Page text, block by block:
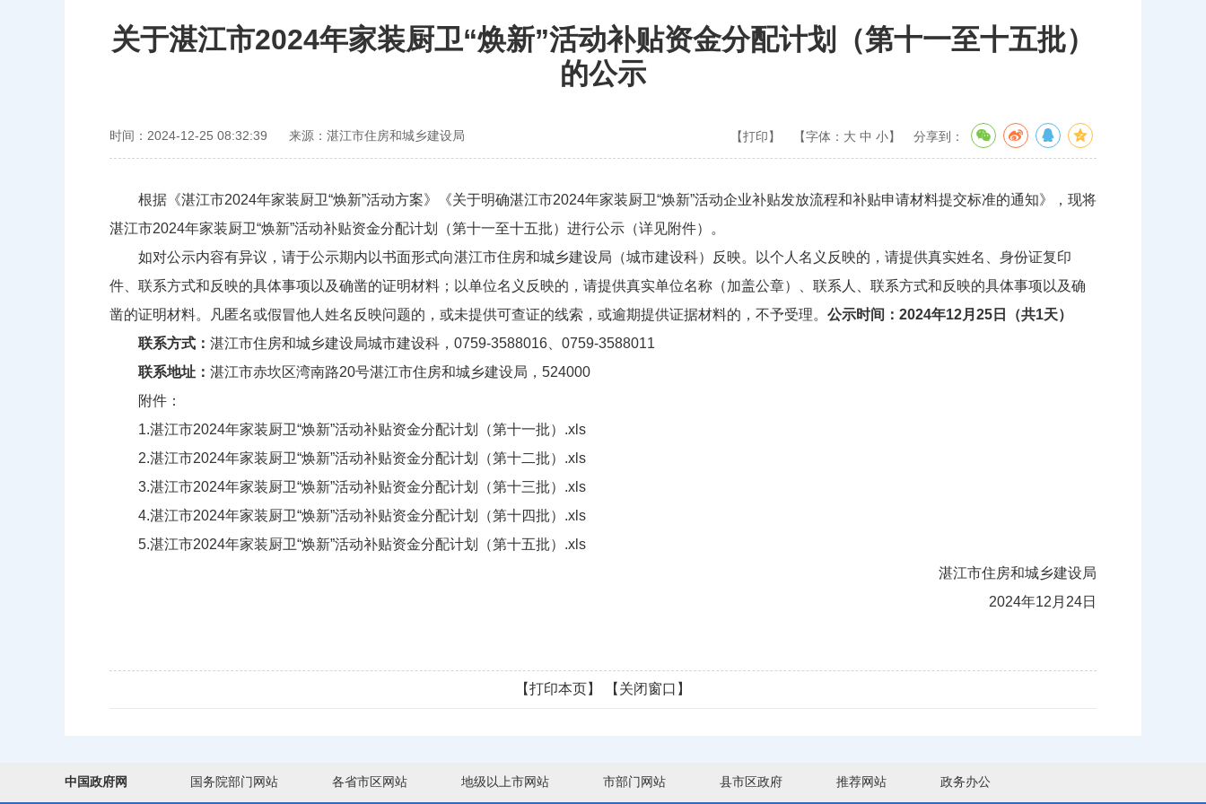
关于湛江市2024年家装厨卫“焕新”活动补贴资金分配计划（第十一至十五批）
的公示
时间：2024-12-25 08:32:39 来源：湛江市住房和城乡建设局 【打印】 【字体： 大 中 小】 分享到：
根据《湛江市2024年家装厨卫“焕新”活动方案》《关于明确湛江市2024年家装厨卫“焕新”活动企业补贴发放流程和补贴申请材料提交标准的通知》，现将
湛江市2024年家装厨卫“焕新”活动补贴资金分配计划（第十一至十五批）进行公示（详见附件）。
如对公示内容有异议，请于公示期内以书面形式向湛江市住房和城乡建设局（城市建设科）反映。以个人名义反映的，请提供真实姓名、身份证复印
件、联系方式和反映的具体事项以及确凿的证明材料；以单位名义反映的，请提供真实单位名称（加盖公章）、联系人、联系方式和反映的具体事项以及确
凿的证明材料。凡匿名或假冒他人姓名反映问题的，或未提供可查证的线索，或逾期提供证据材料的，不予受理。 公示时间：2024年12月25日（共1天）
联系方式： 湛江市住房和城乡建设局城市建设科，0759-3588016、0759-3588011
联系地址： 湛江市赤坎区湾南路20号湛江市住房和城乡建设局，524000
附件：
1.湛江市2024年家装厨卫“焕新”活动补贴资金分配计划（第十一批）.xls
2.湛江市2024年家装厨卫“焕新”活动补贴资金分配计划（第十二批）.xls
3.湛江市2024年家装厨卫“焕新”活动补贴资金分配计划（第十三批）.xls
4.湛江市2024年家装厨卫“焕新”活动补贴资金分配计划（第十四批）.xls
5.湛江市2024年家装厨卫“焕新”活动补贴资金分配计划（第十五批）.xls
湛江市住房和城乡建设局
2024年12月24日
【打印本页】 【关闭窗口】
中国政府网 国务院部门网站 各省市区网站 地级以上市网站 市部门网站 县市区政府 推荐网站 政务办公